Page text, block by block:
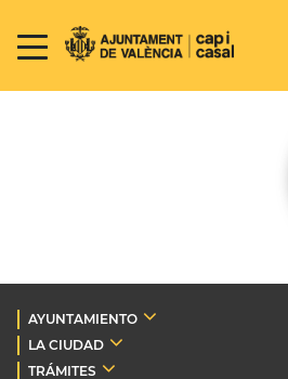
AYUNTAMIENTO
LA CIUDAD
TRÁMITES